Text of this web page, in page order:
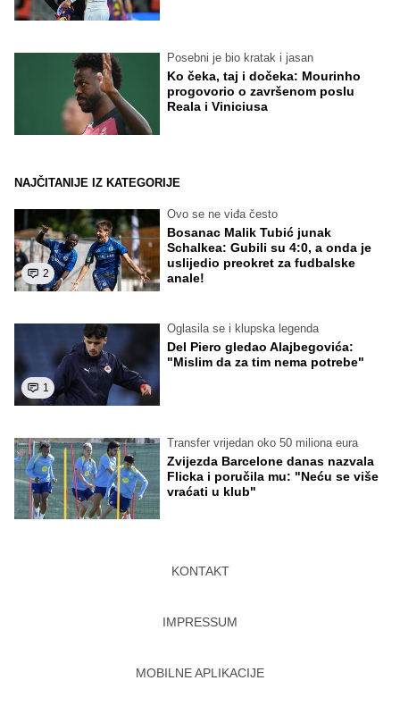
Posebni je bio kratak i jasan
Ko čeka, taj i dočeka: Mourinho
progovorio o završenom poslu
Reala i Viniciusa
NAJČITANIJE IZ KATEGORIJE
2
Ovo se ne viđa često
Bosanac Malik Tubić junak
Schalkea: Gubili su 4:0, a onda je
uslijedio preokret za fudbalske
anale!
1
Oglasila se i klupska legenda
Del Piero gledao Alajbegovića:
"Mislim da za tim nema potrebe"
Transfer vrijedan oko 50 miliona eura
Zvijezda Barcelone danas nazvala
Flicka i poručila mu: "Neću se više
vraćati u klub"
KONTAKT
IMPRESSUM
MOBILNE APLIKACIJE